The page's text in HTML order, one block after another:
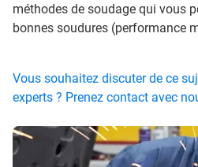
méthodes de soudage qui vous
bonnes soudures (performance
Vous souhaitez discuter de ce
experts ? Prenez contact avec